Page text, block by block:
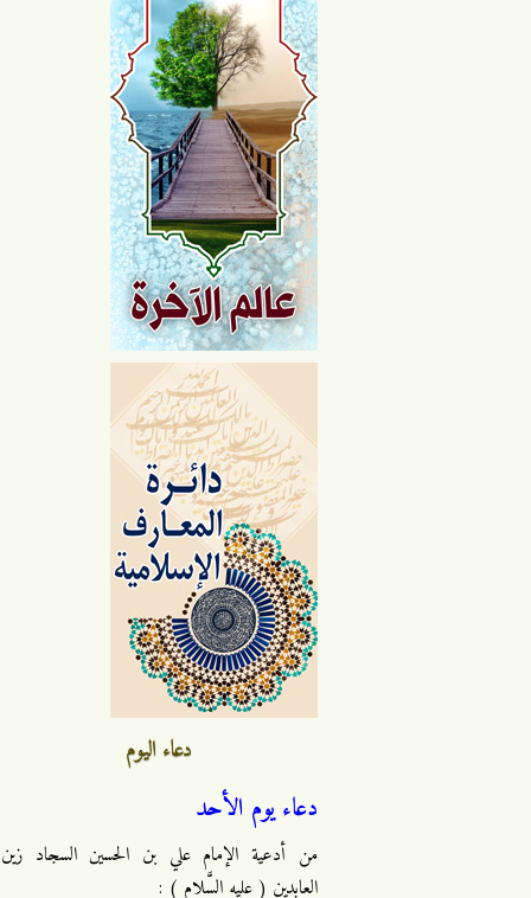
دعاء اليوم
دعاء يوم الأحد
من أدعية الإمام علي بن الحسين السجاد زين
العابدين ( عليه السَّلام ) :